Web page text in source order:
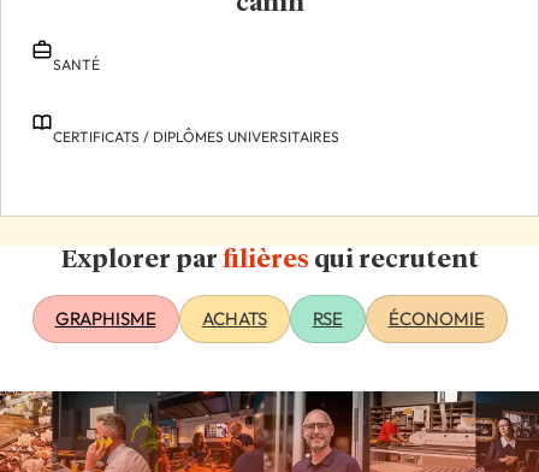
SANTÉ
CERTIFICATS / DIPLÔMES UNIVERSITAIRES
Explorer par filières qui recrutent
GRAPHISME ACHATS RSE ÉCONOMIE